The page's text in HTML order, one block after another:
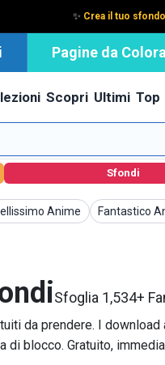
✨ Crea il tuo
Pagine da
Scopri Ultimi Top
Sfondi
Anime Fantastico
Sfondi
Sfoglia 1,534+
da prendere. I
blocco. Gratuito,